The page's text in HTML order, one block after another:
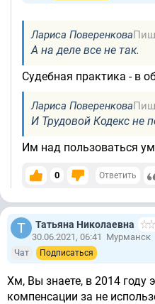
Лариса Поверенкова
А на деле все не так.
Судебная практика - в
Лариса Поверенкова
И Трудовой Кодекс не
Им над пользоваться
0 Ответить
Татьяна Николаевна
30.06.2021, 06:41 Мурманск
Чат Подписаться
Хм, Вы знаете, в 2014 году
компенсации за не